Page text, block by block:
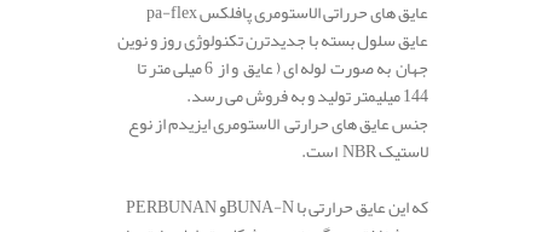
عایق سلول بسته با جدیدترن تکنولوژی روز و نوین
جهان به صورت لوله ای ( عایق و از 6 میلی متر تا
144 میلیمتر تولید و به فروش می رسد.
جنس عایق های حرارتی الاستومری ایزیدم از نوع
لاستیک NBR است.
که این عایق حرارتی با BUNA-Nو PERBUNAN